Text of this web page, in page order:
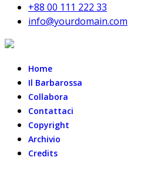
+88 00 111 222 33
info@yourdomain.com
Home
Il Barbarossa
Collabora
Contattaci
Copyright
Archivio
Credits